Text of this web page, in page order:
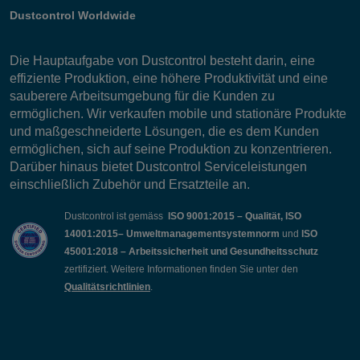
Dustcontrol Worldwide
Die Hauptaufgabe von Dustcontrol besteht darin, eine
effiziente Produktion, eine höhere Produktivität und eine
sauberere Arbeitsumgebung für die Kunden zu
ermöglichen. Wir verkaufen mobile und stationäre Produkte
und maßgeschneiderte Lösungen, die es dem Kunden
ermöglichen, sich auf seine Produktion zu konzentrieren.
Darüber hinaus bietet Dustcontrol Serviceleistungen
einschließlich Zubehör und Ersatzteile an.
Dustcontrol ist gemäss
ISO 9001:2015 – Qualität, ISO
14001:2015– Umweltmanagementsystemnorm und ISO
45001:2018 – Arbeitssicherheit und Gesundheitsschutz
zertifiziert. Weitere Informationen finden Sie unter den
Qualitätsrichtlinien.